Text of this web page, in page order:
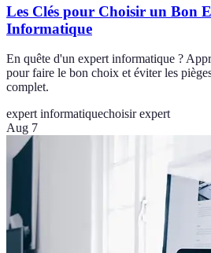
Les Clés pour Choisir un Bon
Informatique
En quête d'un expert informatique ?
pour faire le bon choix et éviter les
complet.
expert informatiquechoisir expert
Aug 7